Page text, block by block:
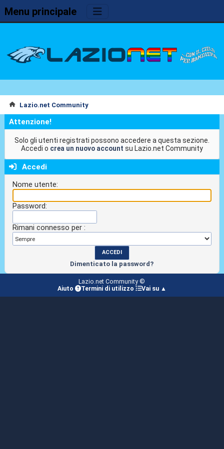
Menu principale
Lazio.net Community
Attenzione!
Solo gli utenti registrati possono accedere a questa sezione.
Accedi o crea un nuovo account su Lazio.net Community
Accedi
Nome utente:
Password:
Rimani connesso per :
Dimenticato la password?
Lazio.net Community ©
Aiuto
Termini di utilizzo Vai su ▲